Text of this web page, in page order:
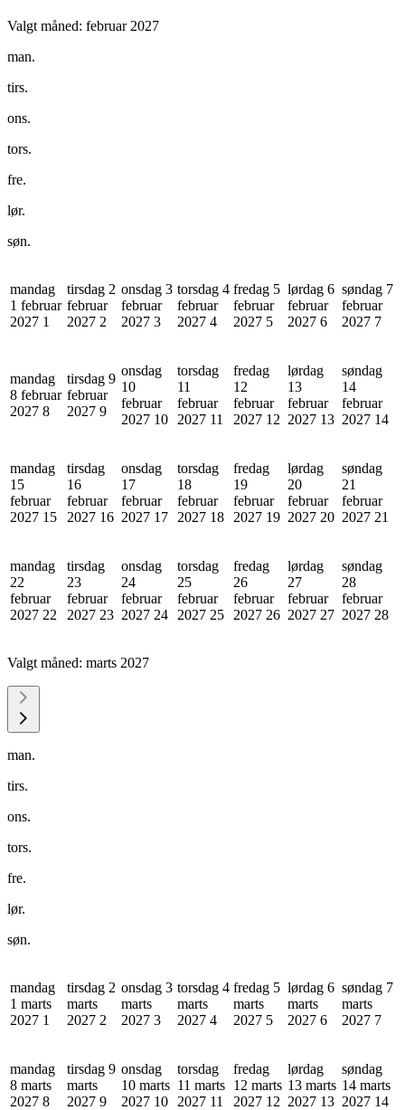
Valgt måned: februar 2027
man.
tirs.
ons.
tors.
fre.
lør.
søn.
mandag
1 februar
2027 1
tirsdag 2
februar
2027 2
onsdag 3
februar
2027 3
torsdag 4
februar
2027 4
fredag 5
februar
2027 5
lørdag 6
februar
2027 6
søndag 7
februar
2027 7
mandag
8 februar
2027 8
tirsdag 9
februar
2027 9
onsdag
10
februar
2027 10
torsdag
11
februar
2027 11
fredag
12
februar
2027 12
lørdag
13
februar
2027 13
søndag
14
februar
2027 14
mandag
15
februar
2027 15
tirsdag
16
februar
2027 16
onsdag
17
februar
2027 17
torsdag
18
februar
2027 18
fredag
19
februar
2027 19
lørdag
20
februar
2027 20
søndag
21
februar
2027 21
mandag
22
februar
2027 22
tirsdag
23
februar
2027 23
onsdag
24
februar
2027 24
torsdag
25
februar
2027 25
fredag
26
februar
2027 26
lørdag
27
februar
2027 27
søndag
28
februar
2027 28
Valgt måned: marts 2027
man.
tirs.
ons.
tors.
fre.
lør.
søn.
mandag
1 marts
2027 1
tirsdag 2
marts
2027 2
onsdag 3
marts
2027 3
torsdag 4
marts
2027 4
fredag 5
marts
2027 5
lørdag 6
marts
2027 6
søndag 7
marts
2027 7
mandag
8 marts
2027 8
tirsdag 9
marts
2027 9
onsdag
10 marts
2027 10
torsdag
11 marts
2027 11
fredag
12 marts
2027 12
lørdag
13 marts
2027 13
søndag
14 marts
2027 14